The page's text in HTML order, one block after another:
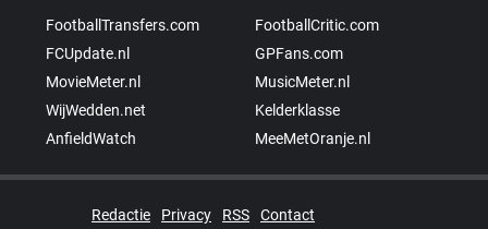
FootballTransfers.com
FootballCritic.com
FCUpdate.nl
GPFans.com
MovieMeter.nl
MusicMeter.nl
WijWedden.net
Kelderklasse
AnfieldWatch
MeeMetOranje.nl
Redactie Privacy RSS Contact